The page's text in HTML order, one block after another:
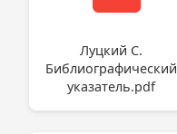
Луцкий С.
Библиографический
указатель.pdf